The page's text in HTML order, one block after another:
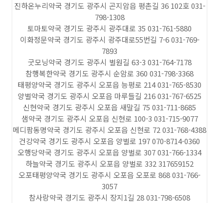
진하온누리약국 경기도 광주시 곤지암읍 평촌길 36 102호 031-
798-1308
토마토약국 경기도 광주시 광주대로 35 031-761-5880
이화정문약국 경기도 광주시 광주대로55번길 7-6 031-769-
7893
굿모닝약국 경기도 광주시 벌원길 63-3 031-764-7178
참행복한약국 경기도 광주시 순암로 360 031-798-3368
태평양약국 경기도 광주시 오포읍 능평로 214 031-765-8530
양벌약국 경기도 광주시 오포읍 마루들길 216 031-767-6525
신현약국 경기도 광주시 오포읍 새말길 75 031-711-8685
샘약국 경기도 광주시 오포읍 신현로 100-3 031-715-9077
메디팜동명약국 경기도 광주시 오포읍 신현로 72 031-768-4388
건강약국 경기도 광주시 오포읍 양벌로 197 070-8714-0360
오행당약국 경기도 광주시 오포읍 양벌로 307 031-766-1334
하늘약국 경기도 광주시 오포읍 양벌로 332 317659152
오포태평양약국 경기도 광주시 오포읍 오포로 868 031-766-
3057
참사랑약국 경기도 광주시 장지1길 28 031-798-6508